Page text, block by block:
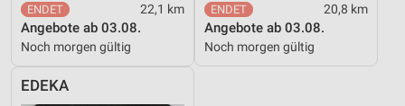
22,1 km
Angebote ab 03.08.
Noch morgen gültig
20,8 km
Angebote ab 03.08.
Noch morgen gültig
EDEKA